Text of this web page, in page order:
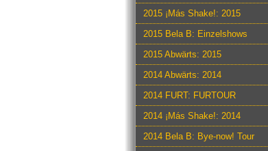
2015 ¡Más Shake!: 2015
2015 Bela B: Einzelshows
2015 Abwärts: 2015
2014 Abwärts: 2014
2014 FURT: FURTOUR
2014 ¡Más Shake!: 2014
2014 Bela B: Bye-now! Tour